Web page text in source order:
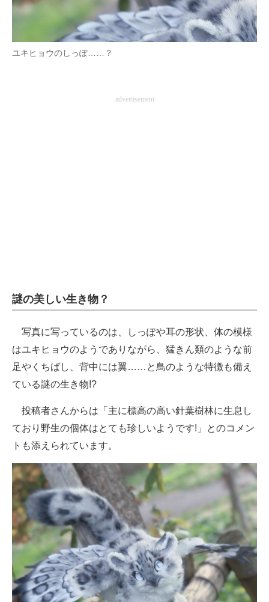
IT製品の技術・比較・事例
エレクトロニクス専門サイト
ユキヒョウのしっぽ……？
advertisement
謎の美しい生き物？
写真に写っているのは、しっぽや耳の形状、体の模様
はユキヒョウのようでありながら、猛きん類のような前
足やくちばし、背中には翼……と鳥のような特徴も備え
ている謎の生き物!?
投稿者さんからは「主に標高の高い針葉樹林に生息し
ており野生の個体はとても珍しいようです!」とのコメン
トも添えられています。